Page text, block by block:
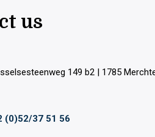
us
149 b2 | 1785
(0)52/37 51 56